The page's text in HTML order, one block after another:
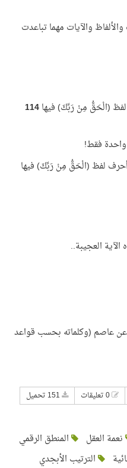
والآيات مهما تباعدت
(الْحَقُّ مِنْ رَبِّكَ) فيها114
واحدة فقط!
لفظ (الْحَقُّ مِنْ رَبِّكَ) فيها
الآية العجيبة..
عاصم (وكلماته بحسب قواعد
نعمة العقل
المنطق الرقمي
الترتيب الأبجدي